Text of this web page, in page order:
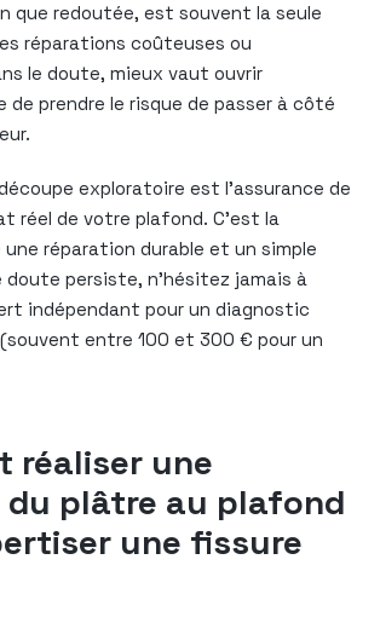
que redoutée, est souvent la seule
réparations coûteuses ou
le doute, mieux vaut ouvrir
de prendre le risque de passer à côté
exploratoire est l’assurance de
réel de votre plafond. C’est la
réparation durable et un simple
doute persiste, n’hésitez jamais à
indépendant pour un diagnostic
entre 100 et 300 € pour un
réaliser une
du plâtre au plafond
une fissure